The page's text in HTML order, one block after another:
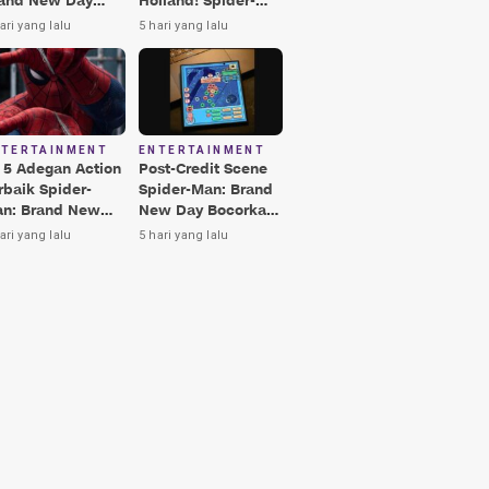
Nomor 3
yang lalu
Man: Brand New
Terbaik Era MCU
5 hari yang lalu
5 Adegan Action
Spider-
Brand New
Ada Hulk vs
yang lalu
ENTERTAINMENT
Post-Credit Scene
Spider-Man: Brand
New Day Bocorkan
Lokasi Peter di Luar
5 hari yang lalu